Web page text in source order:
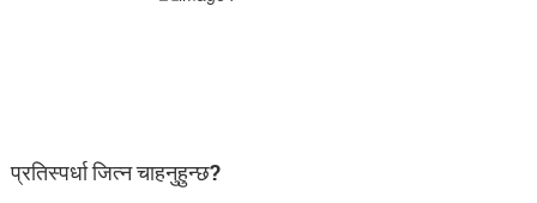
प्रतिस्पर्धा जित्न चाहनुहुन्छ?